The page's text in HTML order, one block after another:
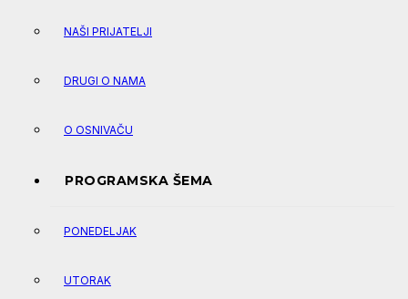
NAŠI PRIJATELJI
DRUGI O NAMA
O OSNIVAČU
PROGRAMSKA ŠEMA
PONEDELJAK
UTORAK